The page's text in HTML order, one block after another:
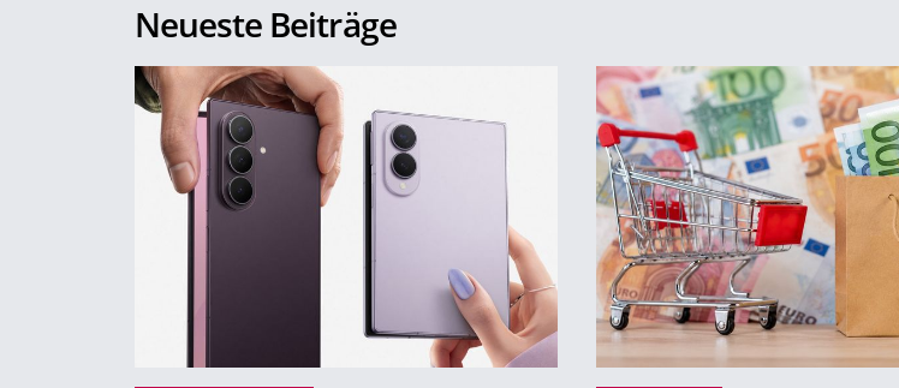
Neueste Beiträge